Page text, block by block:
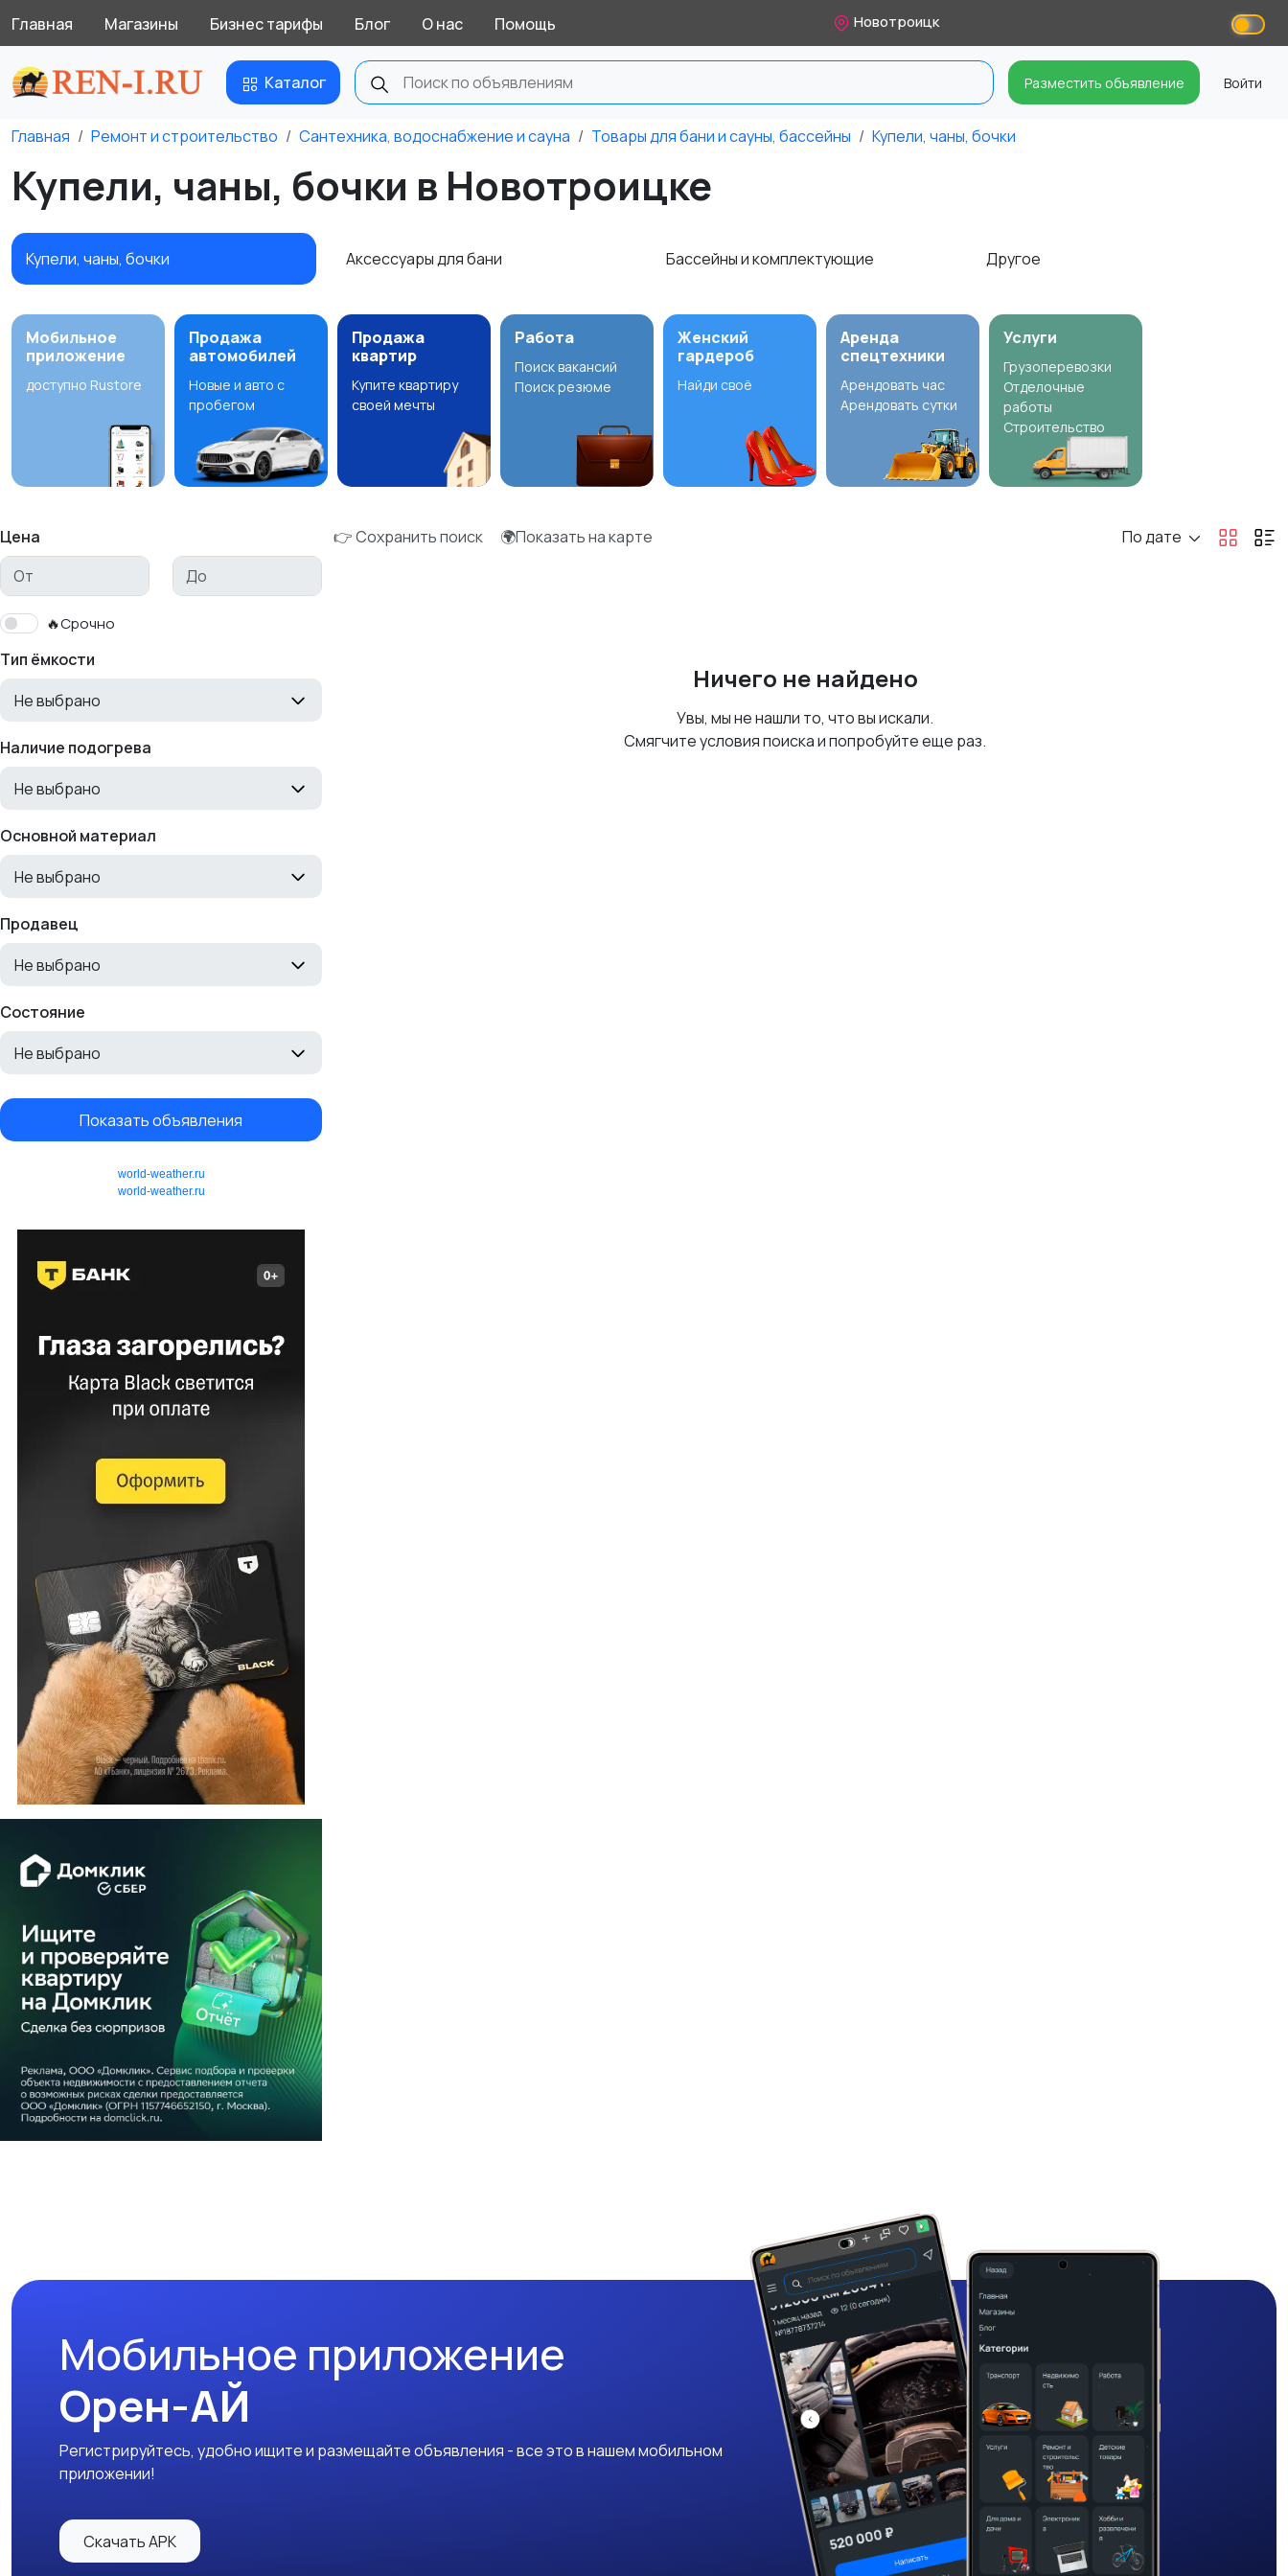
Главная Магазины Бизнес тарифы Блог О нас Помощь Новотроицк
Каталог Разместить объявление Войти
Главная Ремонт и строительство Сантехника, водоснабжение и сауна Товары для бани и сауны, бассейны Купели, чаны, бочки
Купели, чаны, бочки в Новотроицке
Купели, чаны, бочки Аксессуары для бани Бассейны и комплектующие Другое
Мобильное
приложение
доступно Rustore
Продажа
автомобилей
Новые и авто с
пробегом
Продажа
квартир
Купите квартиру
своей мечты
Работа
Поиск вакансий
Поиск резюме
Женский
гардероб
Найди своё
Аренда
спецтехники
Арендовать час
Арендовать сутки
Услуги
Грузоперевозки
Отделочные
работы
Строительство
Цена
🔥Срочно
Тип ёмкости
Не выбрано
Наличие подогрева
Не выбрано
Основной материал
Не выбрано
Продавец
Не выбрано
Состояние
Не выбрано
Показать объявления
world-weather.ru
world-weather.ru
👉 Сохранить поиск 🌍Показать на карте По дате
Ничего не найдено
Увы, мы не нашли то, что вы искали.
Смягчите условия поиска и попробуйте еще раз.
Мобильное приложение
Орен-АЙ
Регистрируйтесь, удобно ищите и размещайте объявления - все это в нашем мобильном
приложении!
Скачать APK